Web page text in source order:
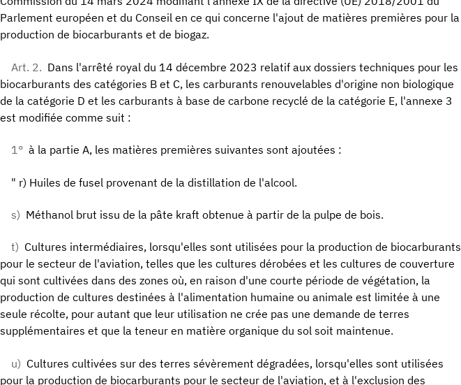
Parlement européen et du Conseil en ce qui concerne l'ajout de matières premières pour la
production de biocarburants et de biogaz.
Art. 2. Dans l'arrêté royal du 14 décembre 2023 relatif aux dossiers techniques pour les
biocarburants des catégories B et C, les carburants renouvelables d'origine non biologique
de la catégorie D et les carburants à base de carbone recyclé de la catégorie E, l'annexe 3
est modifiée comme suit :
1° à la partie A, les matières premières suivantes sont ajoutées :
" r) Huiles de fusel provenant de la distillation de l'alcool.
s) Méthanol brut issu de la pâte kraft obtenue à partir de la pulpe de bois.
t) Cultures intermédiaires, lorsqu'elles sont utilisées pour la production de biocarburants
pour le secteur de l'aviation, telles que les cultures dérobées et les cultures de couverture
qui sont cultivées dans des zones où, en raison d'une courte période de végétation, la
production de cultures destinées à l'alimentation humaine ou animale est limitée à une
seule récolte, pour autant que leur utilisation ne crée pas une demande de terres
supplémentaires et que la teneur en matière organique du sol soit maintenue.
u) Cultures cultivées sur des terres sévèrement dégradées, lorsqu'elles sont utilisées
pour la production de biocarburants pour le secteur de l'aviation, et à l'exclusion des